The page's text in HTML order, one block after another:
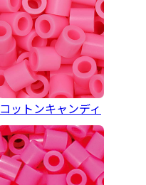
コットンキャンディ